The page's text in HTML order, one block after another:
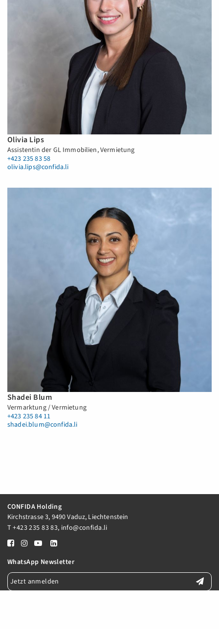
Olivia Lips
Assistentin der GL Immobilien, Vermietung
+423 235 83 58
olivia.lips@confida.li
Shadei Blum
Vermarktung / Vermietung
+423 235 84 11
shadei.blum@confida.li
CONFIDA Holding
Kirchstrasse 3, 9490 Vaduz, Liechtenstein
T+423 235 83 83, info@confida.li
WhatsApp Newsletter
Jetzt anmelden